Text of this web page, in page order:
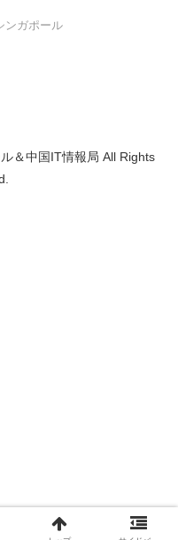
ンガポール
＆中国IT情報局 All Rights